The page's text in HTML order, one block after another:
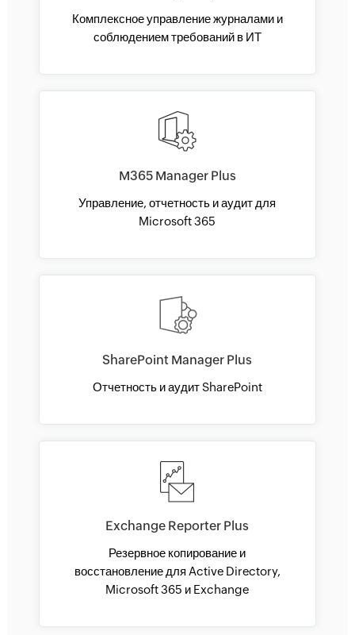
Комплексное управление журналами и
соблюдением требований в ИТ
M365 Manager Plus
Управление, отчетность и аудит для
Microsoft 365
SharePoint Manager Plus
Отчетность и аудит SharePoint
Exchange Reporter Plus
Резервное копирование и
восстановление для Active Directory,
Microsoft 365 и Exchange